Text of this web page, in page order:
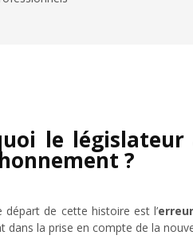
le
?
départ de cette histoire est l’erreur
dans la prise en compte de la